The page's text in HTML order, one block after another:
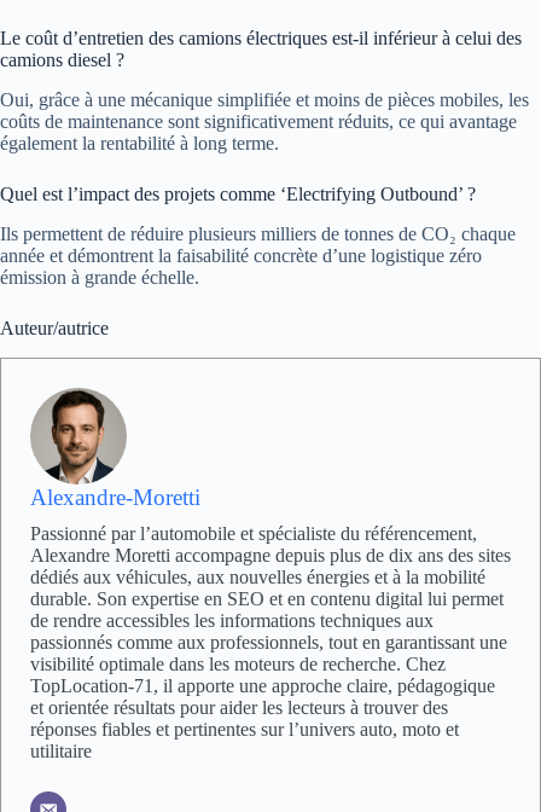
Le coût d’entretien des camions électriques est-il inférieur à celui des
camions diesel ?
Oui, grâce à une mécanique simplifiée et moins de pièces mobiles, les
coûts de maintenance sont significativement réduits, ce qui avantage
également la rentabilité à long terme.
Quel est l’impact des projets comme ‘Electrifying Outbound’ ?
Ils permettent de réduire plusieurs milliers de tonnes de CO₂ chaque
année et démontrent la faisabilité concrète d’une logistique zéro
émission à grande échelle.
Auteur/autrice
Alexandre-Moretti
Passionné par l’automobile et spécialiste du référencement,
Alexandre Moretti accompagne depuis plus de dix ans des sites
dédiés aux véhicules, aux nouvelles énergies et à la mobilité
durable. Son expertise en SEO et en contenu digital lui permet
de rendre accessibles les informations techniques aux
passionnés comme aux professionnels, tout en garantissant une
visibilité optimale dans les moteurs de recherche. Chez
TopLocation-71, il apporte une approche claire, pédagogique
et orientée résultats pour aider les lecteurs à trouver des
réponses fiables et pertinentes sur l’univers auto, moto et
utilitaire